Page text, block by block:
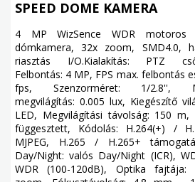
SPEED DOME KAMERA
4 MP WizSence WDR motoros
dómkamera, 32x zoom, SMD4.0,
riasztás I/O.Kialakítás: PTZ
Felbontás: 4 MP, FPS max. felbontás
fps, Szenzorméret: 1/2.8'',
megvilágítás: 0.005 lux, Kiegészítő
LED, Megvilágítási távolság: 150 m,
függesztett, Kódolás: H.264(+) /
MJPEG, H.265 / H.265+
Day/Night: valós Day/Night (ICR),
WDR (100-120dB), Optika fajtája: